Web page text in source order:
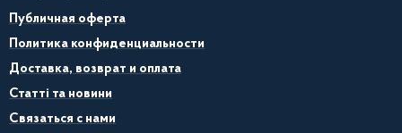
Публичная оферта
Политика конфиденциальности
Доставка, возврат и оплата
Статті та новини
Связаться с нами